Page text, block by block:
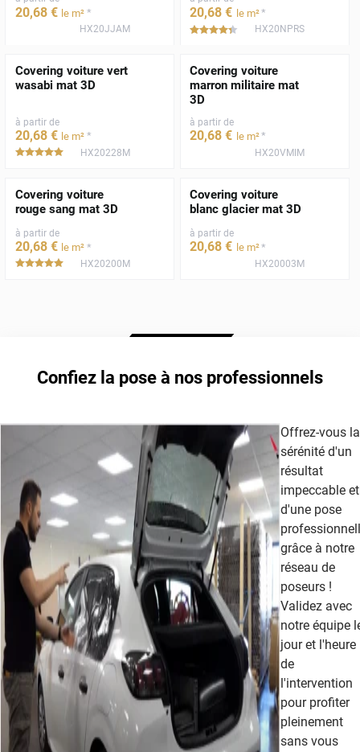
20,68 € le m² *
HX20JJAM
20,68 € le m²*
*****HX20NPRS
Covering voiture vert
wasabi mat 3D
à partir de
20,68 € le m² *
*****HX20228M
Covering voiture
marron militaire mat
3D
à partir de
20,68 € le m²*
HX20VMIM
Covering voiture
rouge sang mat 3D
à partir de
20,68 € le m² *
*****HX20200M
Covering voiture
blanc glacier mat 3D
à partir de
20,68 € le m²*
HX20003M
Confiez la pose à nos professionnels
Offrez-vous la
sérénité d'un
résultat
impeccable et
d'une pose
grâce à notre
réseau de
poseurs !
Validez avec
notre équipe
jour et l'heure
de
l'intervention
pour profiter
pleinement
sans vous